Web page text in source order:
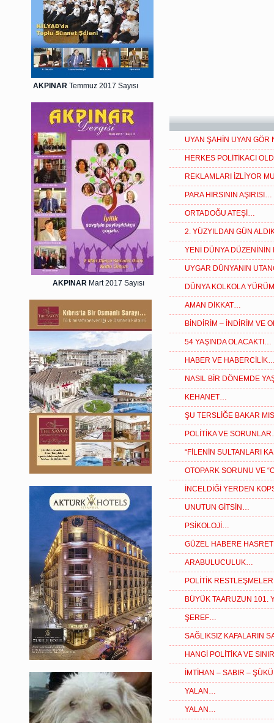
AKPINAR Temmuz 2017 Sayısı
AKPINAR Mart 2017 Sayısı
UYAN ŞAHİN UYAN
HERKES POLİTİKACI
REKLAMLARI İZLİYOR
PARA HIRSININ AŞIRISI…
ORTADOĞU ATEŞİ…
2. YÜZYILDAN GÜN
YENİ DÜNYA DÜZENİNİN
UYGAR DÜNYANIN
DÜNYA KOLKOLA
AMAN DİKKAT…
BİNDİRİM – İNDİRİM VE
54 YAŞINDA OLACAKTI…
HABER VE
NASIL BİR DÖNEMDE
KEHANET…
ŞU TERSLİĞE BAKAR
POLİTİKA VE
“FİLENİN SULTANLARI
OTOPARK SORUNU VE
İNCELDİĞİ YERDEN
UNUTUN GİTSİN…
PSİKOLOJİ…
GÜZEL HABERE
ARABULUCULUK…
POLİTİK
BÜYÜK TAARUZUN 101.
ŞEREF…
SAĞLIKSIZ KAFALARIN
HANGİ POLİTİKA VE
İMTİHAN – SABIR –
YALAN…
YALAN…